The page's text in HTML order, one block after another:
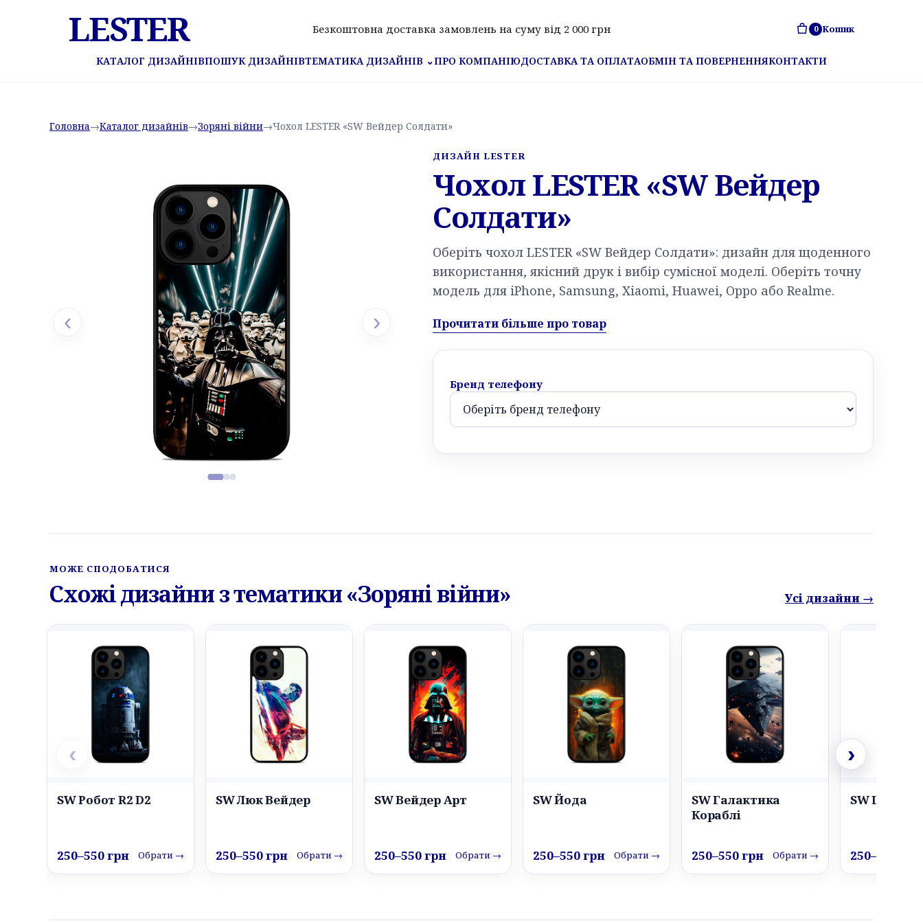
LESTER Безкоштовна доставка замовлень на суму від 2 000 грн 0 Кошик
КАТАЛОГ ДИЗАЙНІВПОШУК ДИЗАЙНІВТЕМАТИКА ДИЗАЙНІВ ⌄ПРО КОМПАНІЮДОСТАВКА ТА ОПЛАТАОБМІН ТА ПОВЕРНЕННЯКОНТАКТИ
Головна→Каталог дизайнів→Зоряні війни→Чохол LESTER «SW Вейдер Солдати»
‹ ›
ДИЗАЙН LESTER
Чохол LESTER «SW Вейдер
Солдати»
Оберіть чохол LESTER «SW Вейдер Солдати»: дизайн для щоденного
використання, якісний друк і вибір сумісної моделі. Оберіть точну
модель для iPhone, Samsung, Xiaomi, Huawei, Oppo або Realme.
Прочитати більше про товар
Бренд телефону
МОЖЕ СПОДОБАТИСЯ
Схожі дизайни з тематики «Зоряні війни» Усі дизайни →
‹
SW Робот R2 D2
250–550 грн Обрати →
SW Люк Вейдер
250–550 грн Обрати →
SW Вейдер Арт
250–550 грн Обрати →
SW Йода
250–550 грн Обрати →
SW Галактика
Кораблі
250–550 грн Обрати →
SW Шлем
250–550 грн
›